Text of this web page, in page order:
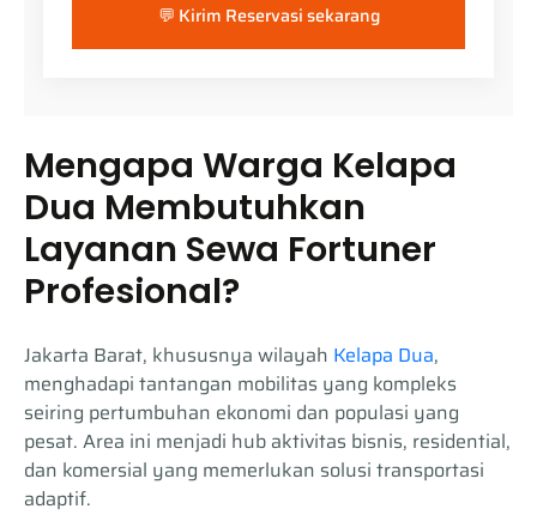
💬 Kirim Reservasi sekarang
Mengapa Warga Kelapa
Dua Membutuhkan
Layanan Sewa Fortuner
Profesional?
Jakarta Barat, khususnya wilayah Kelapa Dua,
menghadapi tantangan mobilitas yang kompleks
seiring pertumbuhan ekonomi dan populasi yang
pesat. Area ini menjadi hub aktivitas bisnis, residential,
dan komersial yang memerlukan solusi transportasi
adaptif.